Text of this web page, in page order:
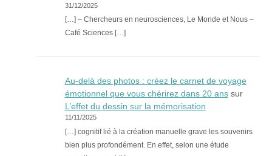
31/12/2025
[…] – Chercheurs en neurosciences, Le Monde et Nous –
Café Sciences […]
Au-delà des photos : créez le carnet de voyage
émotionnel que vous chérirez dans 20 anssur
L’effet du dessin sur la mémorisation
11/11/2025
[…] cognitif lié à la création manuelle grave les souvenirs
bien plus profondément. En effet, selon une étude